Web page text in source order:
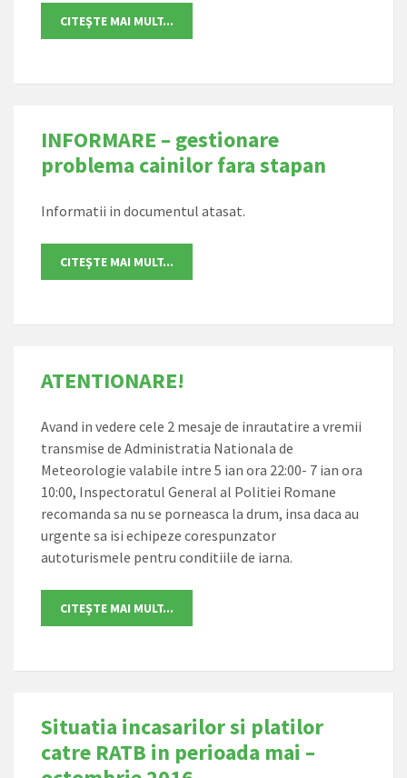
INFORMARE – gestionare
problema cainilor fara stapan
Informatii in documentul atasat.
ATENTIONARE!
Avand in vedere cele 2 mesaje de inrautatire a vremii
transmise de Administratia Nationala de
Meteorologie valabile intre 5 ian ora 22:00- 7 ian ora
10:00, Inspectoratul General al Politiei Romane
recomanda sa nu se porneasca la drum, insa daca au
urgente sa isi echipeze corespunzator
autoturismele pentru conditiile de iarna.
Situatia incasarilor si platilor
catre RATB in perioada mai –